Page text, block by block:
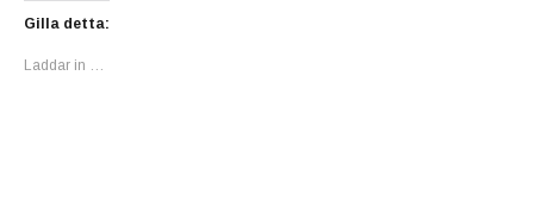
Gilla detta:
Laddar in …